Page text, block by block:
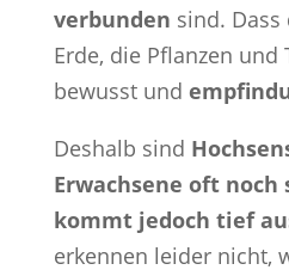
verbunden sind.
Erde, die Pflanzen und
bewusst und
Deshalb sind
Erwachsene oft
kommt jedoch tief
erkennen leider nicht,